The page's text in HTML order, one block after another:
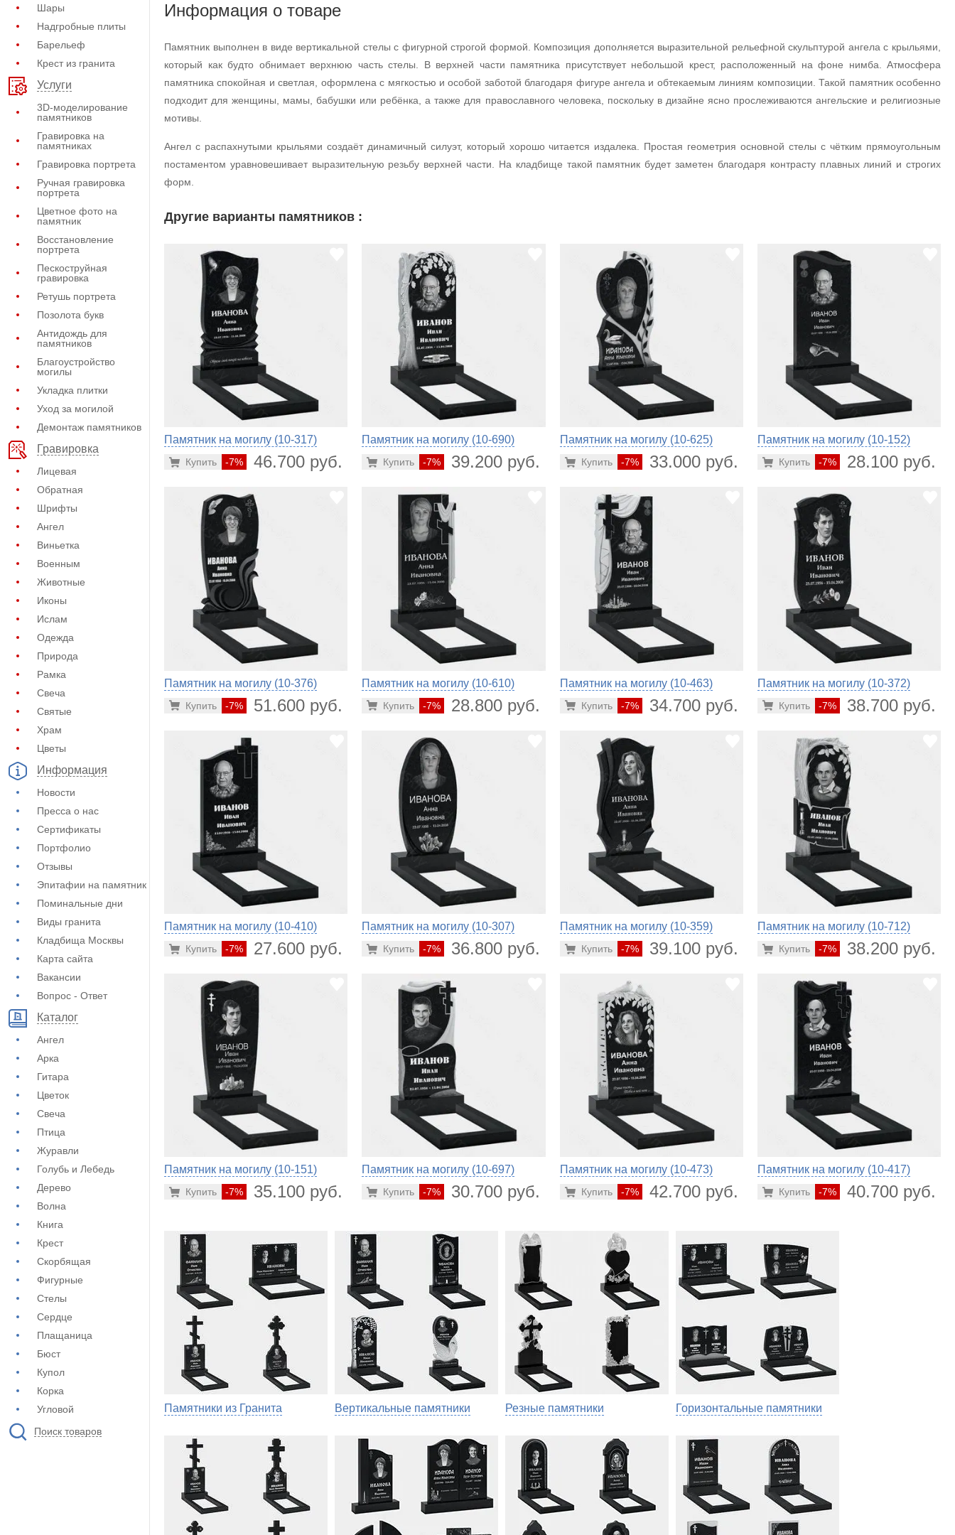
Шары
Надгробные плиты
Барельеф
Крест из гранита
Услуги
3D-моделирование
памятников
Гравировка на
памятниках
Гравировка портрета
Ручная гравировка
портрета
Цветное фото на
памятник
Восстановление
портрета
Пескоструйная
гравировка
Ретушь портрета
Позолота букв
Антидождь для
памятников
Благоустройство
могилы
Укладка плитки
Уход за могилой
Демонтаж памятников
Гравировка
Лицевая
Обратная
Шрифты
Ангел
Виньетка
Военным
Животные
Иконы
Ислам
Одежда
Природа
Рамка
Свеча
Святые
Храм
Цветы
Информация
Новости
Пресса о нас
Сертификаты
Портфолио
Отзывы
Эпитафии на памятник
Поминальные дни
Виды гранита
Кладбища Москвы
Карта сайта
Вакансии
Вопрос - Ответ
Каталог
Ангел
Арка
Гитара
Цветок
Свеча
Птица
Журавли
Голубь и Лебедь
Дерево
Волна
Книга
Крест
Скорбящая
Фигурные
Стелы
Сердце
Плащаница
Бюст
Купол
Корка
Угловой
Поиск товаров
Информация о товаре
Памятник выполнен в виде вертикальной стелы с фигурной строгой формой. Композиция дополняется выразительной рельефной скульптурой ангела с крыльями,
который как будто обнимает верхнюю часть стелы. В верхней части памятника присутствует небольшой крест, расположенный на фоне нимба. Атмосфера
памятника спокойная и светлая, оформлена с мягкостью и особой заботой благодаря фигуре ангела и обтекаемым линиям композиции. Такой памятник особенно
подходит для женщины, мамы, бабушки или ребёнка, а также для православного человека, поскольку в дизайне ясно прослеживаются ангельские и религиозные
мотивы.
Ангел с распахнутыми крыльями создаёт динамичный силуэт, который хорошо читается издалека. Простая геометрия основной стелы с чётким прямоугольным
постаментом уравновешивает выразительную резьбу верхней части. На кладбище такой памятник будет заметен благодаря контрасту плавных линий и строгих
форм.
Другие варианты памятников :
Памятник на могилу (10-317)
-7% 46.700 руб.
Купить
Памятник на могилу (10-690)
-7% 39.200 руб.
Купить
Памятник на могилу (10-625)
-7% 33.000 руб.
Купить
Памятник на могилу (10-152)
-7% 28.100 руб.
Купить
Памятник на могилу (10-376)
-7% 51.600 руб.
Купить
Памятник на могилу (10-610)
-7% 28.800 руб.
Купить
Памятник на могилу (10-463)
-7% 34.700 руб.
Купить
Памятник на могилу (10-372)
-7% 38.700 руб.
Купить
Памятник на могилу (10-410)
-7% 27.600 руб.
Купить
Памятник на могилу (10-307)
-7% 36.800 руб.
Купить
Памятник на могилу (10-359)
-7% 39.100 руб.
Купить
Памятник на могилу (10-712)
-7% 38.200 руб.
Купить
Памятник на могилу (10-151)
-7% 35.100 руб.
Купить
Памятник на могилу (10-697)
-7% 30.700 руб.
Купить
Памятник на могилу (10-473)
-7% 42.700 руб.
Купить
Памятник на могилу (10-417)
-7% 40.700 руб.
Купить
Памятники из Гранита Вертикальные памятники Резные памятники Горизонтальные памятники